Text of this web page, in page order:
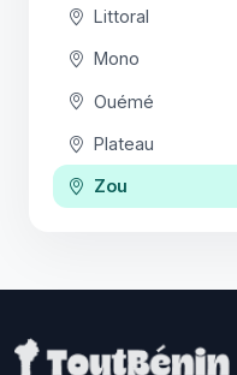
Littoral
Mono
Ouémé
Plateau
Zou